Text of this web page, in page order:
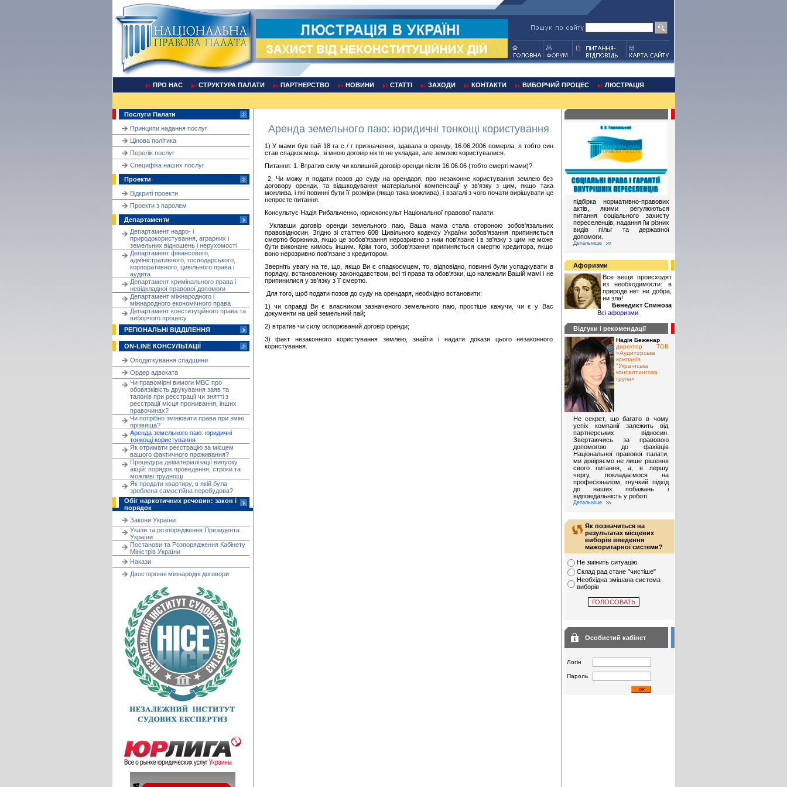
ПРО НАС СТРУКТУРА ПАЛАТИ ПАРТНЕРСТВО НОВИНИ СТАТТІ ЗАХОДИ КОНТАКТИ ВИБОРЧИЙ ПРОЦЕС ЛЮСТРАЦІЯ
Послуги Палати
Принципи надання послуг
Цінова політика
Перелік послуг
Cпецифіка наших послуг
Проекти
Відкриті проекти
Проекти з паролем
Департаменти
Департамент надро- і
природокористування, аграрних і
земельних відношень і нерухомості
Департамент фінансового,
адміністративного, господарського,
корпоративного, цивільного права і
аудита
Департамент кримінального права і
невідкладної правової допомоги
Департамент міжнародного і
міжнародного економічного права
Департамент конституційного права та
виборчого процесу
РЕГІОНАЛЬНІ ВІДДІЛЕННЯ
ON-LINE КОНСУЛЬТАЦІЇ
Оподаткування спадщини
Ордер адвоката
Чи правомірні вимоги МВС про
обовязківість друкування заяв та
талонів при реєстрації чи знятті з
реєстрації місця проживання, інших
правочинах?
Чи потрібно змінювати права при зміні
прізвища?
Аренда земельного паю: юридичні
тонкощі користування
Як отримати реєстрацію за місцем
вашого фактичного проживання?
Процедура дематеріалізації випуску
акцій: порядок проведення, строки та
можливі труднощі
Як продати квартиру, в якій була
зроблена самостійна перебудова?
Обіг наркотичних речовин: закон і
порядок
Закони України
Укази та розпорядження Президента
України
Постанови та Розпорядження Кабінету
Міністрів України
Накази
Двосторонні міжнародні договори
Аренда земельного паю: юридичні тонкощі користування
1) У мами був пай 18 га с / г призначення, здавала в оренду, 16.06.2006 померла, я тобто син
став спадкоємець, зі мною договір ніхто не укладав, але землею користувалися.
Питання: 1. Втратив силу чи колишній договір оренди після 16.06.06 (тобто смерті мами)?
2. Чи можу я подати позов до суду на орендаря, про незаконне користування землею без
договору оренди, та відшкодування матеріальної компенсації у зв'язку з цим, якщо така
можлива, і які повинні бути її розміри (якщо така можлива), і взагалі з чого почати вирішувати це
непросте питання.
Консультує Надія Рибальченко, юрисконсульт Національної правової палати:
Уклавши договір оренди земельного паю, Ваша мама стала стороною зобов'язальних
правовідносин. Згідно зі статтею 608 Цивільного кодексу України зобов'язання припиняється
смертю боржника, якщо це зобов'язання нерозривно з ним пов'язане і в зв'язку з цим не може
бути виконане кимось іншим. Крім того, зобов'язання припиняється смертю кредитора, якщо
воно нерозривно пов'язане з кредитором.
Зверніть увагу на те, що, якщо Ви є спадкоємцем, то, відповідно, повинні були успадкувати в
порядку, встановленому законодавством, всі ті права та обов'язки, що належали Вашій мамі і не
припинилися у зв'язку з її смертю.
Для того, щоб подати позов до суду на орендаря, необхідно встановити:
1) чи справді Ви є власником зазначеного земельного паю, простіше кажучи, чи є у Вас
документи на цей земельний пай;
2) втратив чи силу оспорюваний договір оренди;
3) факт незаконного користування землею, знайти і надати докази цього незаконного
користування.
підбірка нормативно-правових
актів, якими регулюються
питання соціального захисту
переселенців, надання їм різних
видів пільг та державної
допомоги.
Детальніше
Афоризми
Все вещи происходят
из необходимости: в
природе нет ни добра,
ни зла!
Бенедикт Спиноза
Всі афоризми
Відгуки і рекомендації
Надія Беженар
директор ТОВ
«Аудиторська
компанія
"Українська
консалтингова
група»
Не секрет, що багато в чому
успіх компанії залежить від
партнерських відносин.
Звертаючись за правовою
допомогою до фахівців
Національної правової палати,
ми довіряємо не лише рішення
свого питання, а, в першу
чергу, покладаємося на
професіоналізм, гнучкий підхід
до наших побажань і
відповідальність у роботі.
Детальніше
Як позначиться на
результатах місцевих
виборів введення
мажоритарної системи?
Не змінить ситуацію
Склад рад стане "чистіше"
Необхідна змішана система
виборів
Особистий кабінет
Логін
Пароль